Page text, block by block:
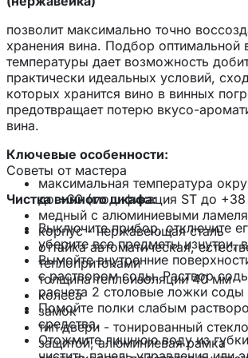
позволит максимально точно
хранения вина. Подбор оптимальной
температуры дает возможность
практически идеальных условий,
которых хранится вино в винных
предотвращает потерю вкусо-
вина.
Ключевые особенности:
максимальная температура
до +30 (модификация ST до +38
медный с алюминиевыми
корпус - нержавеющая сталь
оттайка автоматическая,
теплопритоками
толщина теплоизоляции 40 мм
колеса
замок
тип двери - тонированный
защитой, алюминиевая рамка
Советы от мастера
Чистка винного шкафа:
Выключите прибор, отключите
уберите все предметы изнутри,
Вымойте внутренние
с раствором соды. Раствор
расчета 2 столовые ложки соды
Помойте полки слабым
средства.
Отожмите лишнюю воду из